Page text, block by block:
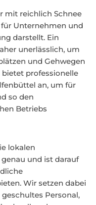
mit reichlich Schnee
Unternehmen und
darstellt. Ein
unerlässlich, um
und Gehwegen
professionelle
an, um für
so den
Betriebs
lokalen
und ist darauf
Wir setzen dabei
Personal,